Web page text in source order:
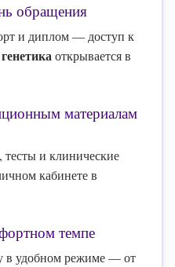
обращения
и диплом — доступ к
открывается в
материалам
и клинические
кабинете в
темпе
в удобном режиме — от